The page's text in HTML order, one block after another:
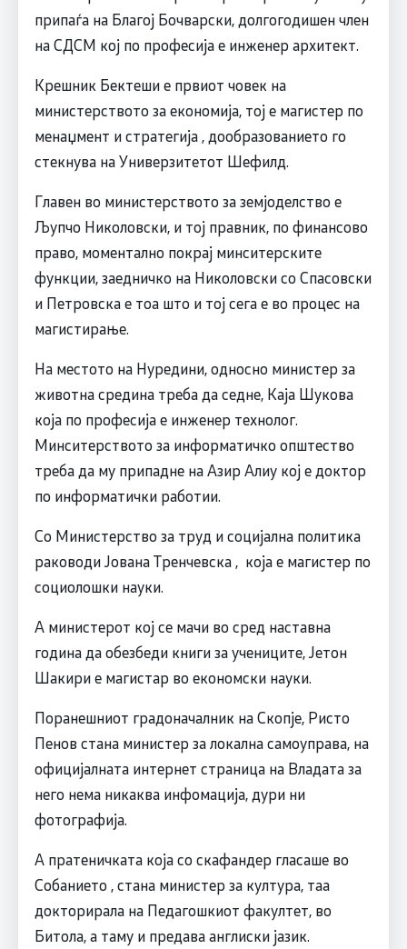
припаѓа на Благој Бочварски, долгогодишен член
на СДСМ кој по професија е инженер архитект.
Крешник Бектеши е првиот човек на
министерството за економија, тој е магистер по
менаџмент и стратегија , дообразованието го
стекнува на Универзитетот Шефилд.
Главен во министерството за земјоделство е
Љупчо Николовски, и тој правник, по финансово
право, моментално покрај минситерските
функции, заедничко на Николовски со Спасовски
и Петровска е тоа што и тој сега е во процес на
магистирање.
На местото на Нуредини, односно министер за
животна средина треба да седне, Каја Шукова
која по професија е инженер технолог.
Минситерството за информатичко општество
треба да му припадне на Азир Алиу кој е доктор
по информатички работии.
Со Министерство за труд и социјална политика
раководи Јована Тренчевска , која е магистер по
социолошки науки.
А министерот кој се мачи во сред наставна
година да обезбеди книги за учениците, Јетон
Шакири е магистар во економски науки.
Поранешниот градоначалник на Скопје, Ристо
Пенов стана министер за локална самоуправа, на
официјалната интернет страница на Владата за
него нема никаква инфомација, дури ни
фотографија.
А пратеничката која со скафандер гласаше во
Собанието , стана министер за култура, таа
докторирала на Педагошкиот факултет, во
Битола, а таму и предава англиски јазик.